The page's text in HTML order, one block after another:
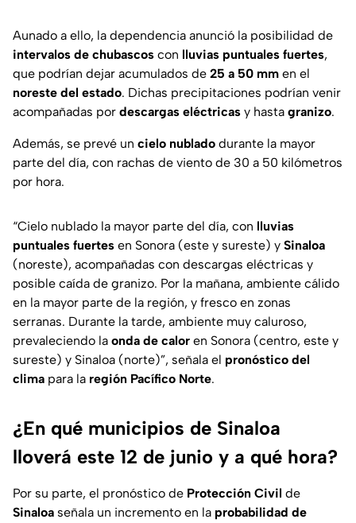
Aunado a ello, la dependencia anunció la posibilidad de
intervalos de chubascos con lluvias puntuales fuertes,
que podrían dejar acumulados de 25 a 50 mm en el
noreste del estado. Dichas precipitaciones podrían venir
acompañadas por descargas eléctricas y hasta granizo.
Además, se prevé un cielo nublado durante la mayor
parte del día, con rachas de viento de 30 a 50 kilómetros
por hora.
“Cielo nublado la mayor parte del día, con lluvias
puntuales fuertes en Sonora (este y sureste) y Sinaloa
(noreste), acompañadas con descargas eléctricas y
posible caída de granizo. Por la mañana, ambiente cálido
en la mayor parte de la región, y fresco en zonas
serranas. Durante la tarde, ambiente muy caluroso,
prevaleciendo la onda de calor en Sonora (centro, este y
sureste) y Sinaloa (norte)”, señala el pronóstico del
clima para la región Pacífico Norte.
¿En qué municipios de Sinaloa
lloverá este 12 de junio y a qué hora?
Por su parte, el pronóstico de Protección Civil de
Sinaloa señala un incremento en la probabilidad de